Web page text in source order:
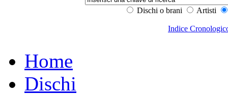
Dischi o brani Artisti
Indice
Home
Dischi